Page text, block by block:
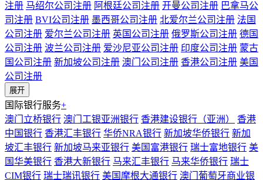
注册 马绍尔公司注册 阿根廷公司注册 开曼公司注册 巴拿马公
司注册 BVI公司注册 墨西哥公司注册 北爱尔兰公司注册 法国
公司注册 爱尔兰公司注册 英国公司注册 俄罗斯公司注册 德国
公司注册 波兰公司注册 爱沙尼亚公司注册 印度公司注册 蒙古
国公司注册 新加坡公司注册 澳门公司注册 香港公司注册 美国
公司注册
展开
国际银行服务+
澳门立桥银行 澳门工银亚洲银行 香港建设银行（亚洲）
香港
中国银行 香港汇丰银行 华侨NRA银行 新加坡华侨银行 新加
坡汇丰银行 新加坡马来亚银行 美国富港银行 瑞士富地银行 美
国华美银行 香港大新银行 马来汇丰银行 马来华侨银行 瑞士
CIM银行 瑞士瑞讯银行 美国摩根大通银行 澳门葡萄牙商业银